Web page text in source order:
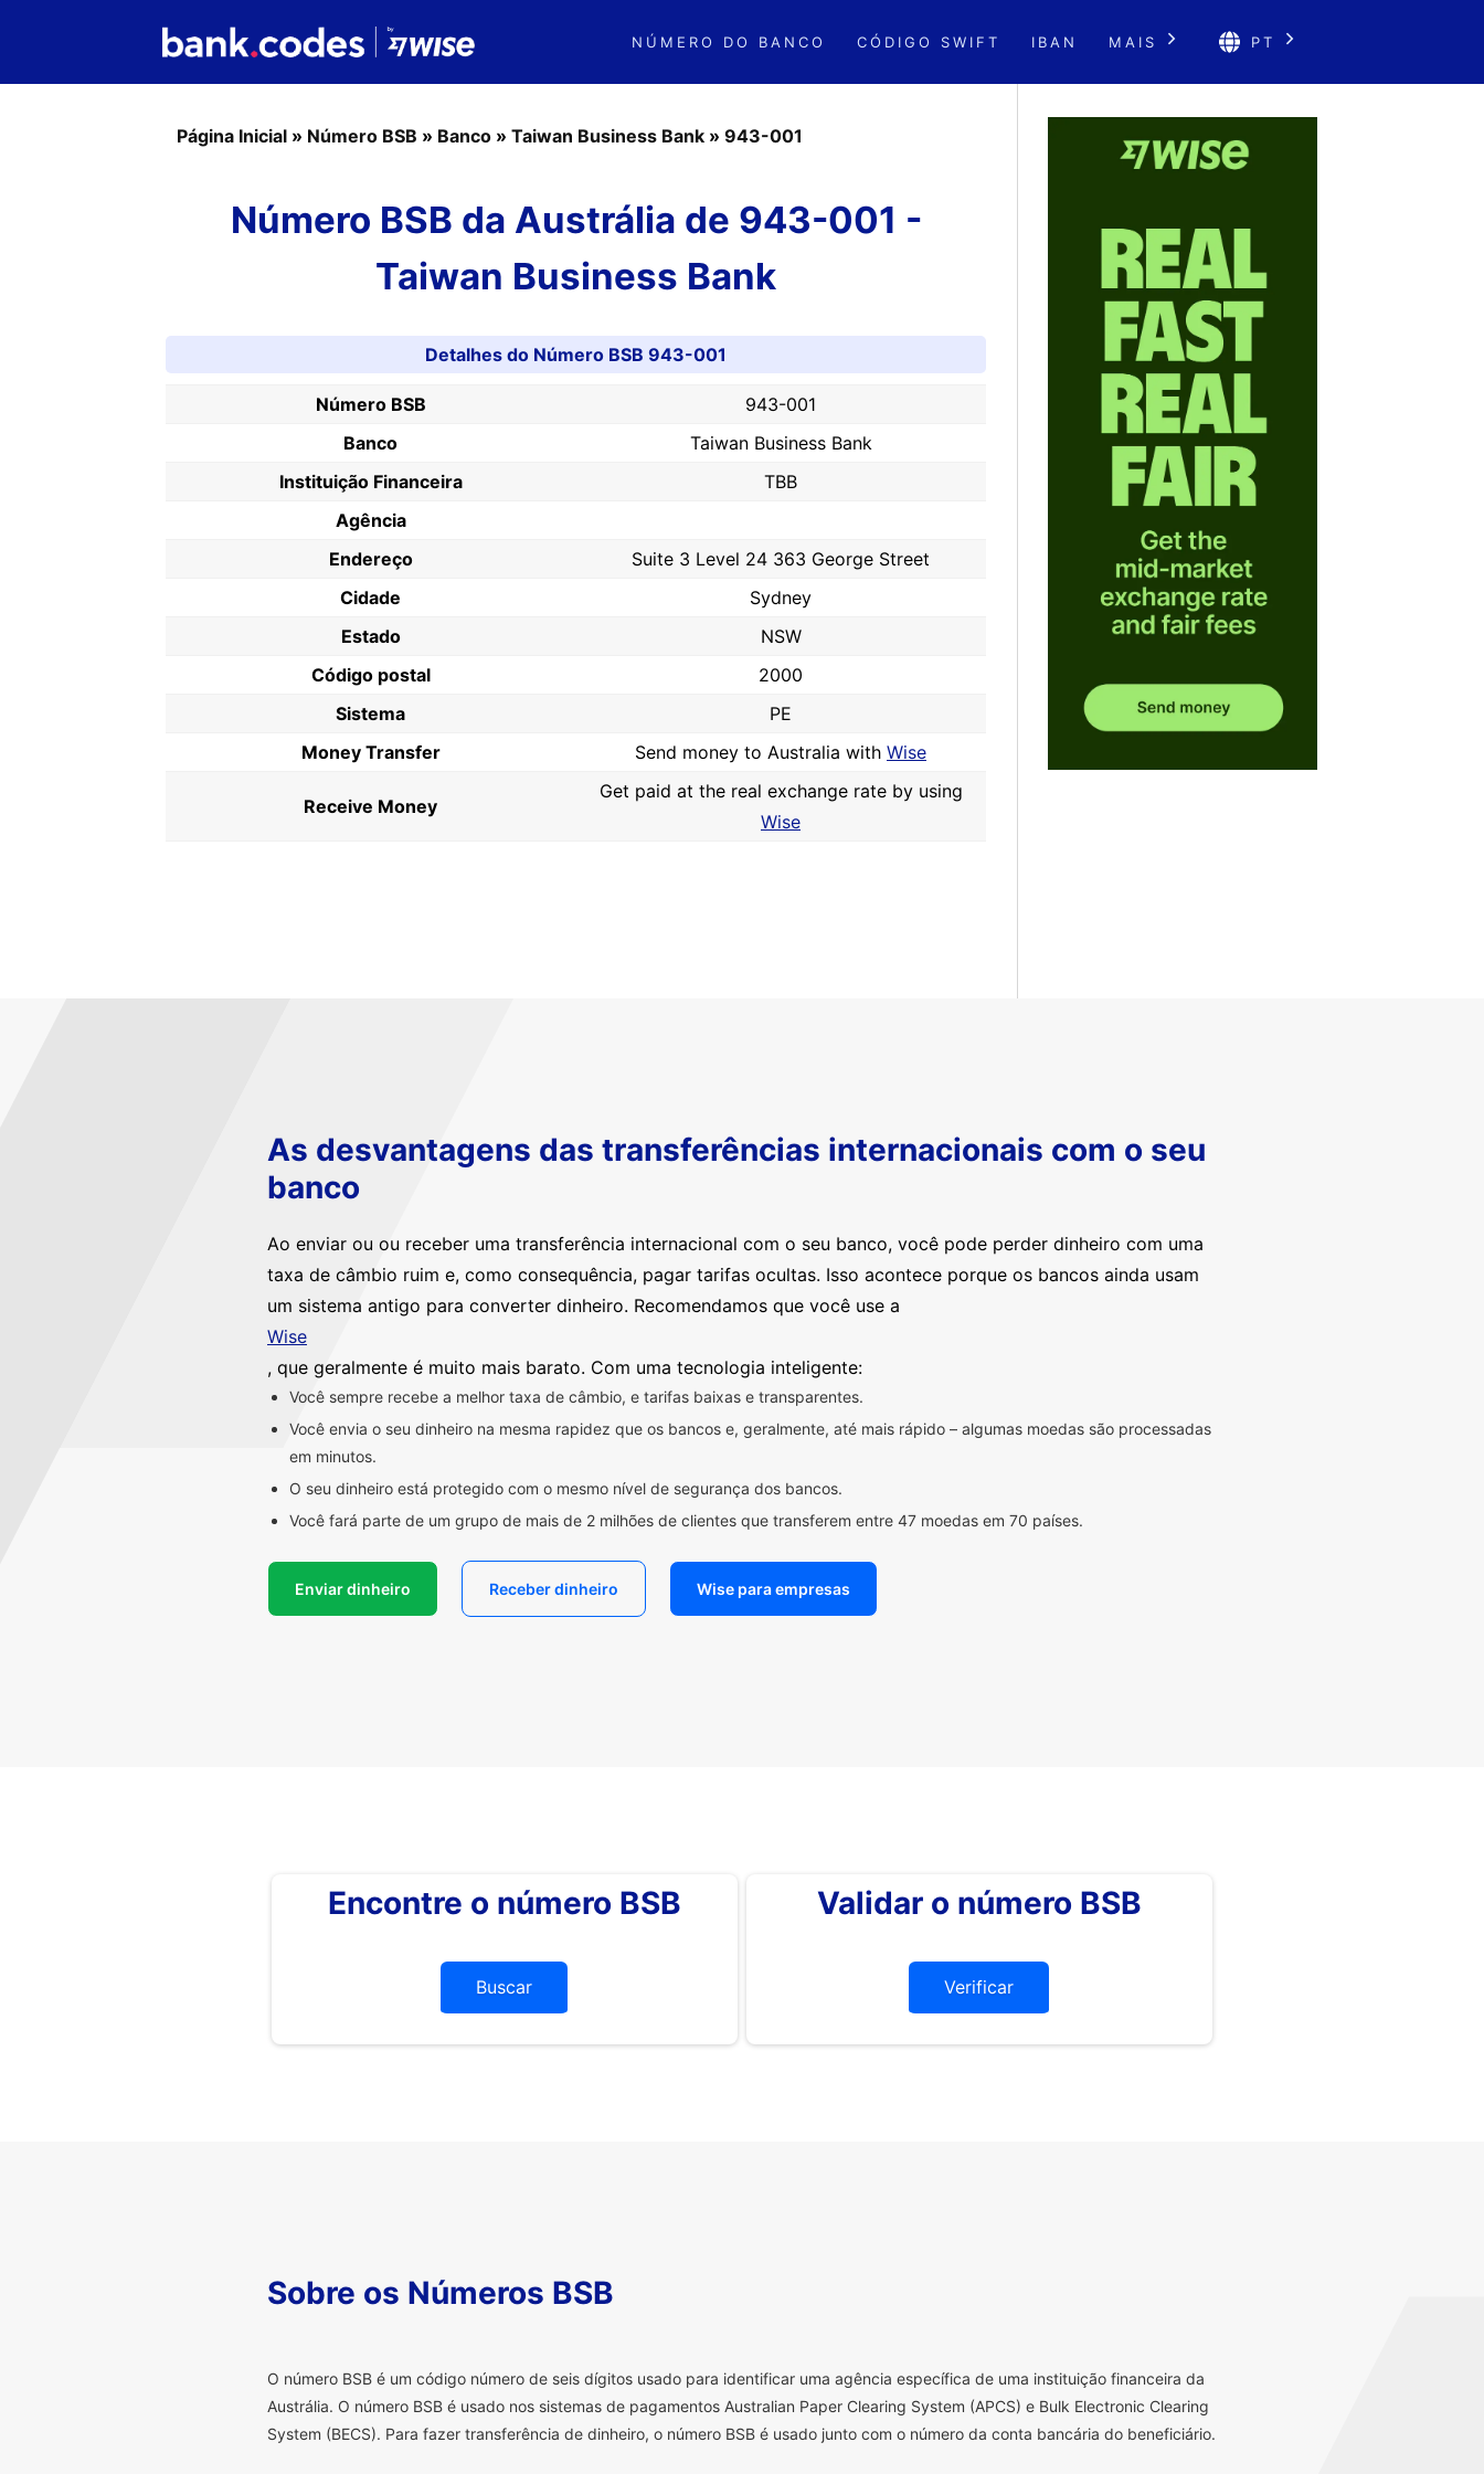
NÚMERO DO BANCO CÓDIGO SWIFT IBAN MAIS PT
Página Inicial » Número BSB » Banco » Taiwan Business Bank » 943-001
Número BSB da Austrália de 943-001 -
Taiwan Business Bank
Detalhes do Número BSB 943-001
Número BSB
943-001
Banco
Taiwan Business Bank
Instituição Financeira
TBB
Agência
Endereço
Suite 3 Level 24 363 George Street
Cidade
Sydney
Estado
NSW
Código postal
2000
Sistema
PE
Money Transfer
Send money to Australia with Wise
Receive Money
Get paid at the real exchange rate by using
Wise
As desvantagens das transferências internacionais com o seu
banco
Ao enviar ou ou receber uma transferência internacional com o seu banco, você pode perder dinheiro com uma
taxa de câmbio ruim e, como consequência, pagar tarifas ocultas. Isso acontece porque os bancos ainda usam
um sistema antigo para converter dinheiro. Recomendamos que você use a
Wise
, que geralmente é muito mais barato. Com uma tecnologia inteligente:
Você sempre recebe a melhor taxa de câmbio, e tarifas baixas e transparentes.
Você envia o seu dinheiro na mesma rapidez que os bancos e, geralmente, até mais rápido – algumas moedas são processadas
em minutos.
O seu dinheiro está protegido com o mesmo nível de segurança dos bancos.
Você fará parte de um grupo de mais de 2 milhões de clientes que transferem entre 47 moedas em 70 países.
Enviar dinheiro Receber dinheiro Wise para empresas
Encontre o número BSB
Buscar
Validar o número BSB
Verificar
Sobre os Números BSB
O número BSB é um código número de seis dígitos usado para identificar uma agência específica de uma instituição financeira da
Austrália. O número BSB é usado nos sistemas de pagamentos Australian Paper Clearing System (APCS) e Bulk Electronic Clearing
System (BECS). Para fazer transferência de dinheiro, o número BSB é usado junto com o número da conta bancária do beneficiário.